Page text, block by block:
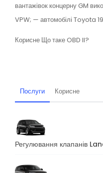
вантажівок концерну GM
VPW; — автомобілі Toyota
Корисне Що таке OBD II?
Послуги Корисне
Регулювання клапанів